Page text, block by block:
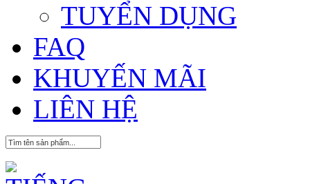
TUYỂN DỤNG
FAQ
KHUYẾN MÃI
LIÊN HỆ